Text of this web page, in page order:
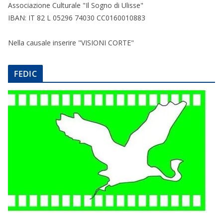
Associazione Culturale "Il Sogno di Ulisse"
IBAN: IT 82 L 05296 74030 CC0160010883
Nella causale inserire "VISIONI CORTE"
FEDIC